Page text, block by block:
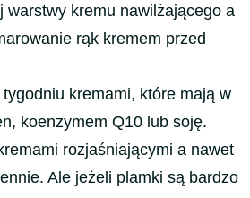
warstwy kremu nawilżającego a
rąk kremem przed
kremami, które mają w
koenzymem Q10 lub soję.
rozjaśniającymi a nawet
Ale jeżeli plamki są bardzo